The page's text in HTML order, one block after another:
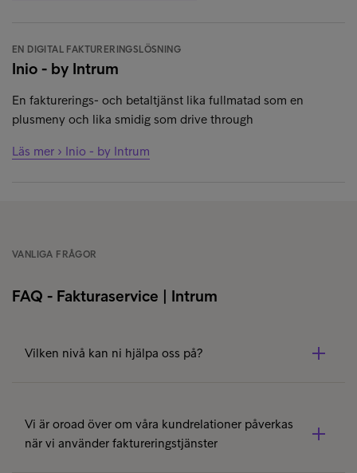
EN DIGITAL FAKTURERINGSLÖSNING
Inio - by Intrum
En fakturerings- och betaltjänst lika fullmatad som en
plusmeny och lika smidig som drive through
Läs mer › Inio - by Intrum
VANLIGA FRÅGOR
FAQ - Fakturaservice | Intrum
Vilken nivå kan ni hjälpa oss på?
distribution till betalning och steget efter med
påminnelser och inkasso när kunder inte betalar.
Vi är oroad över om våra kundrelationer påverkas
när vi använder faktureringstjänster